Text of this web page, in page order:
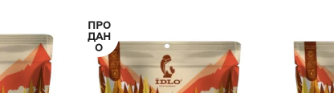
ПРО
ДАН
О